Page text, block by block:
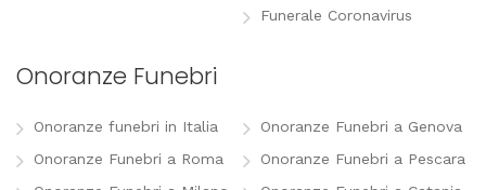
Funerale Coronavirus
Onoranze Funebri
Onoranze funebri in Italia
Onoranze Funebri a Roma
Onoranze Funebri a Genova
Onoranze Funebri a Pescara